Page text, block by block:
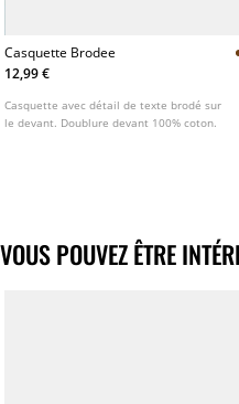
Casquette Brodee
12,99 €
Casquette avec détail de texte brodé sur
le devant. Doublure devant 100% coton.
VOUS POUVEZ ÊTRE